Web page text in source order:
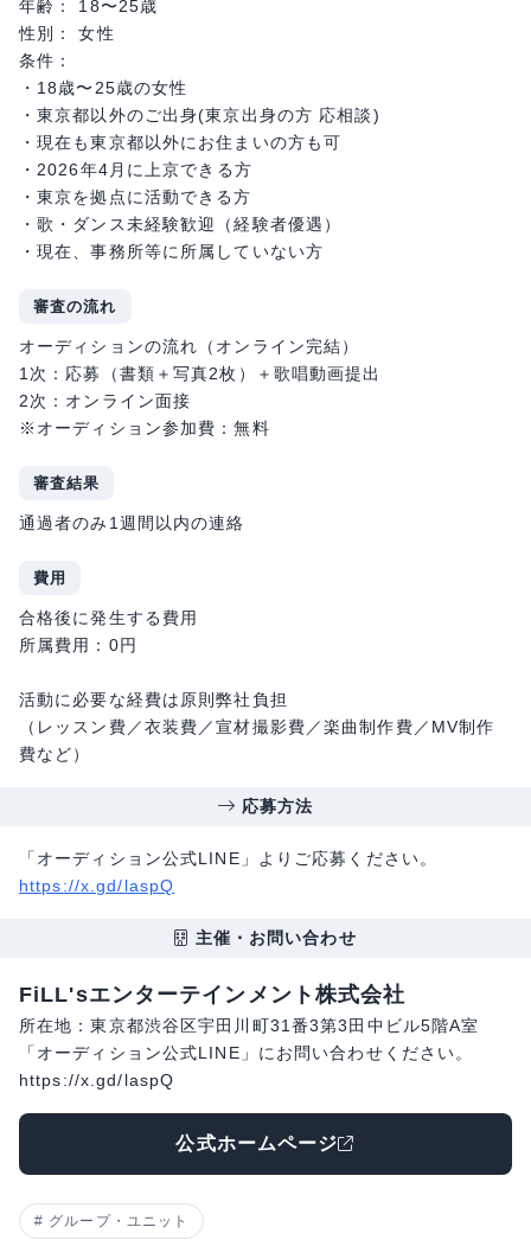
年齢： 18〜25歳
性別： 女性
条件：
・18歳〜25歳の女性
・東京都以外のご出身(東京出身の方 応相談)
・現在も東京都以外にお住まいの方も可
・2026年4月に上京できる方
・東京を拠点に活動できる方
・歌・ダンス未経験歓迎（経験者優遇）
・現在、事務所等に所属していない方
審査の流れ
オーディションの流れ（オンライン完結）
1次：応募（書類＋写真2枚）＋歌唱動画提出
2次：オンライン面接
※オーディション参加費：無料
審査結果
通過者のみ1週間以内の連絡
費用
合格後に発生する費用
所属費用：0円
活動に必要な経費は原則弊社負担
（レッスン費／衣装費／宣材撮影費／楽曲制作費／MV制作
費など）
応募方法
「オーディション公式LINE」よりご応募ください。
https://x.gd/laspQ
主催・お問い合わせ
FiLL'sエンターテインメント株式会社
所在地：東京都渋谷区宇田川町31番3第3田中ビル5階A室
「オーディション公式LINE」にお問い合わせください。
https://x.gd/laspQ
公式ホームページ
グループ・ユニット